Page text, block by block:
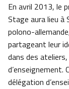
En avril 2013, le
Stage aura lieu à
polono-
partageant leur
dans des
d’enseignement.
délégation